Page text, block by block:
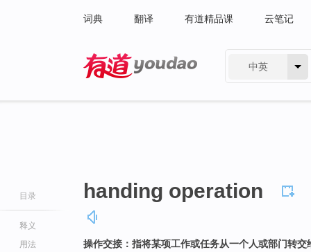
词典 翻译 有道精品课 云笔记
中英
目录
释义
用法
handing operation
操作交接：指将某项工作或任务从一个人或部门转